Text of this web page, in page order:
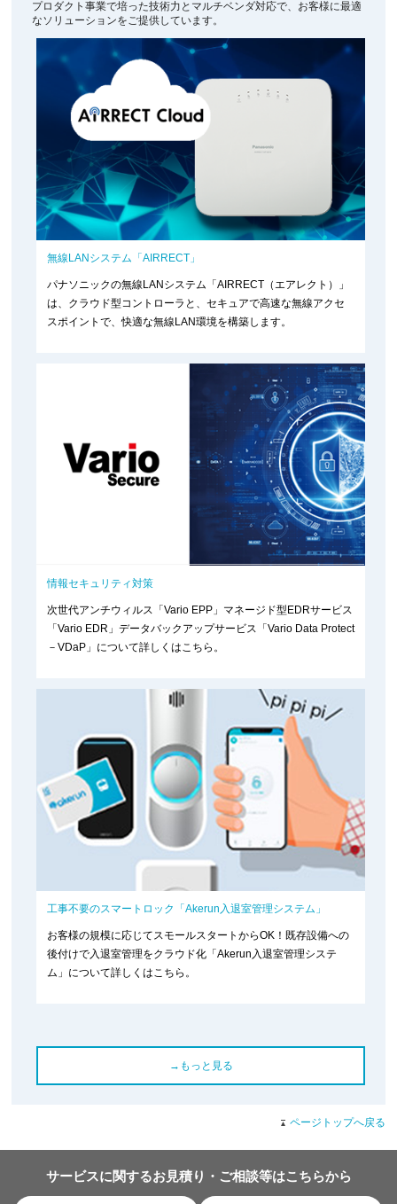
プロダクト事業で培った技術力とマルチベンダ対応で、お客様に最適
なソリューションをご提供しています。
無線LANシステム「AIRRECT」
パナソニックの無線LANシステム「AIRRECT（エアレクト）」
は、クラウド型コントローラと、セキュアで高速な無線アクセ
スポイントで、快適な無線LAN環境を構築します。
情報セキュリティ対策
次世代アンチウィルス「Vario EPP」マネージド型EDRサービス
「Vario EDR」データバックアップサービス「Vario Data Protect
－VDaP」について詳しくはこちら。
工事不要のスマートロック「Akerun入退室管理システム」
お客様の規模に応じてスモールスタートからOK！既存設備への
後付けで入退室管理をクラウド化「Akerun入退室管理システ
ム」について詳しくはこちら。
→もっと見る
ページトップへ戻る
サービスに関するお見積り・ご相談等はこちらから